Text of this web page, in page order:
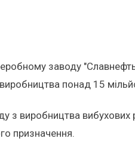
заводу
понад 15
з виробництва вибухових
призначення.